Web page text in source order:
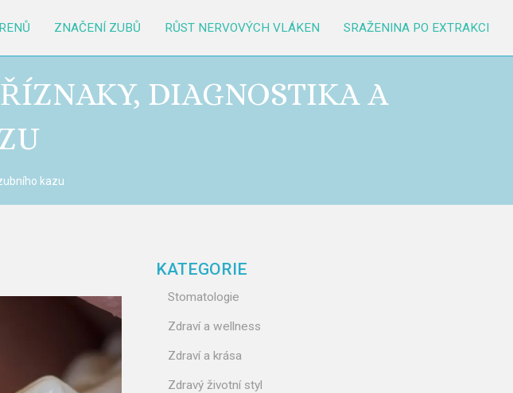
ZNAČENÍ ZUBŮ RŮST NERVOVÝCH VLÁKEN SRAŽENINA PO EXTRAKCI
DIAGNOSTIKA A
kazu
KATEGORIE
Stomatologie
Zdraví a wellness
Zdraví a krása
Zdravý životní styl